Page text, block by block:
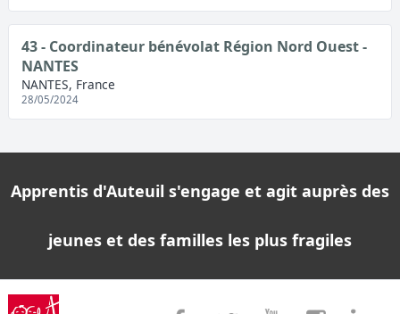
43 - Coordinateur bénévolat Région Nord Ouest -
NANTES
NANTES, France
28/05/2024
Apprentis d'Auteuil s'engage et agit auprès des
jeunes et des familles les plus fragiles